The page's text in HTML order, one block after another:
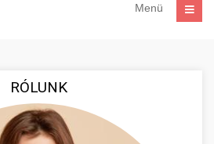
Menü
RÓLUNK